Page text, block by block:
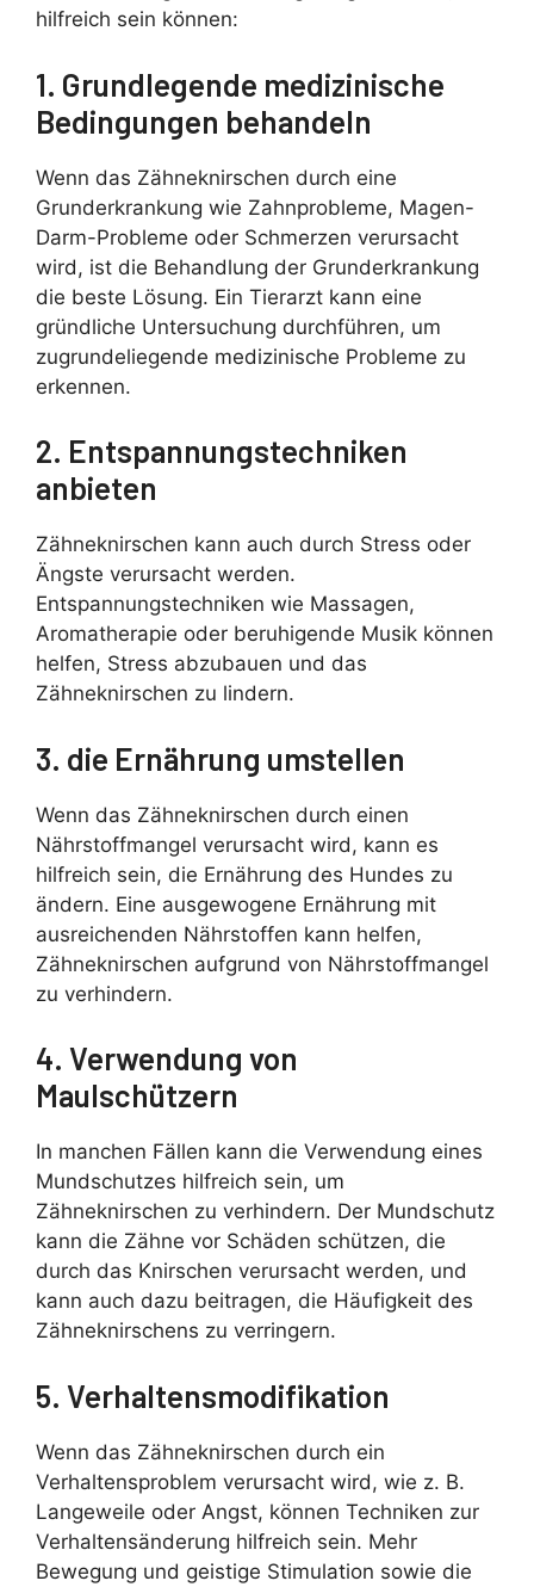
hilfreich sein können:
1. Grundlegende medizinische
Bedingungen behandeln
Wenn das Zähneknirschen durch eine
Grunderkrankung wie Zahnprobleme, Magen-
Darm-Probleme oder Schmerzen verursacht
wird, ist die Behandlung der Grunderkrankung
die beste Lösung. Ein Tierarzt kann eine
gründliche Untersuchung durchführen, um
zugrundeliegende medizinische Probleme zu
erkennen.
2. Entspannungstechniken
anbieten
Zähneknirschen kann auch durch Stress oder
Ängste verursacht werden.
Entspannungstechniken wie Massagen,
Aromatherapie oder beruhigende Musik können
helfen, Stress abzubauen und das
Zähneknirschen zu lindern.
3. die Ernährung umstellen
Wenn das Zähneknirschen durch einen
Nährstoffmangel verursacht wird, kann es
hilfreich sein, die Ernährung des Hundes zu
ändern. Eine ausgewogene Ernährung mit
ausreichenden Nährstoffen kann helfen,
Zähneknirschen aufgrund von Nährstoffmangel
zu verhindern.
4. Verwendung von
Maulschützern
In manchen Fällen kann die Verwendung eines
Mundschutzes hilfreich sein, um
Zähneknirschen zu verhindern. Der Mundschutz
kann die Zähne vor Schäden schützen, die
durch das Knirschen verursacht werden, und
kann auch dazu beitragen, die Häufigkeit des
Zähneknirschens zu verringern.
5. Verhaltensmodifikation
Wenn das Zähneknirschen durch ein
Verhaltensproblem verursacht wird, wie z. B.
Langeweile oder Angst, können Techniken zur
Verhaltensänderung hilfreich sein. Mehr
Bewegung und geistige Stimulation sowie die